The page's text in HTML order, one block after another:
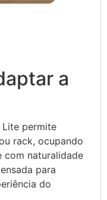
a
Lite permite
rack, ocupando
com naturalidade
para
do